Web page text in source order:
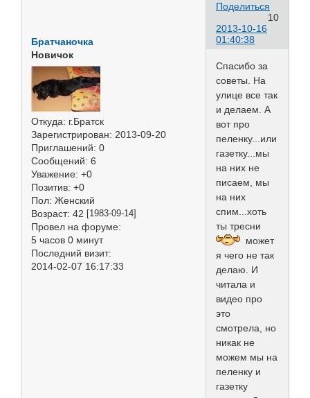
Поделиться
10
2013-10-16
01:40:38
Братчаночка
Новичок
Откуда: г.Братск
Зарегистрирован: 2013-09-20
Приглашений: 0
Сообщений: 6
Уважение: +0
Позитив: +0
Пол: Женский
Возраст: 42 [1983-09-14]
Провел на форуме:
5 часов 0 минут
Последний визит:
2014-02-07 16:17:33
Спасибо за
советы. На
улице все так
и делаем. А
вот про
пеленку...или
газетку...мы
на них не
писаем, мы
на них
спим...хоть
ты тресни
может
я чего не так
делаю. И
читала и
видео про
это
смотрела, но
никак не
можем мы на
пеленку и
газетку